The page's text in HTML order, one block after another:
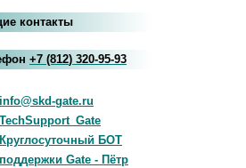
контакты
+7 (812) 320-95-93
info@skd-gate.ru
TechSupport_Gate
Круглосуточный БОТ
поддержки Gate - Пётр